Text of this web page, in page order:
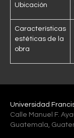
Ubicación
Características
estéticas de la
obra
Universidad
Calle Manuel F.
Guatemala,